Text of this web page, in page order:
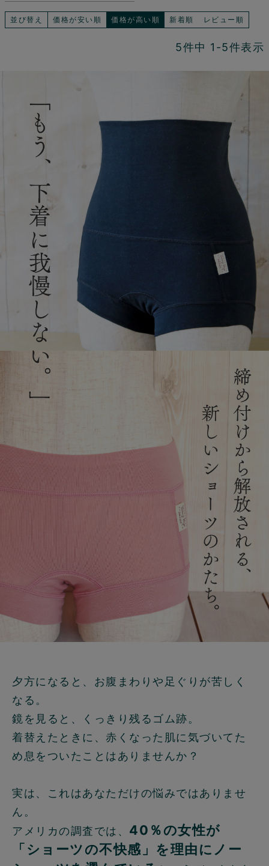
並び替え 価格が安い順 価格が高い順 新着順 レビュー順
5件中 1 -5件表示
夕方になると、お腹まわりや足ぐりが苦しく
なる。
鏡を見ると、くっきり残るゴム跡。
着替えたときに、赤くなった肌に気づいてた
め息をついたことはありませんか？
実は、これはあなただけの悩みではありませ
ん。
アメリカの調査では、 40％の女性が
「ショーツの不快感」を理由にノー